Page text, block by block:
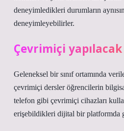
deneyimledikleri durumların
deneyimleyebilirler.
Çevrimiçi
Geleneksel bir sınıf ortamında
çevrimiçi dersler öğrencilerin
telefon gibi çevrimiçi cihazları
erişebildikleri dijital bir platformda